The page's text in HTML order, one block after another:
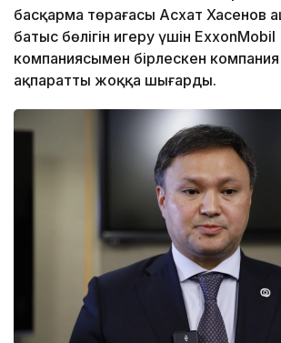
басқарма төрағасы Асхат Хасенов
батыс бөлігін игеру үшін ExxonMobil
компаниясымен бірлескен компания
ақпаратты жоққа шығарды.